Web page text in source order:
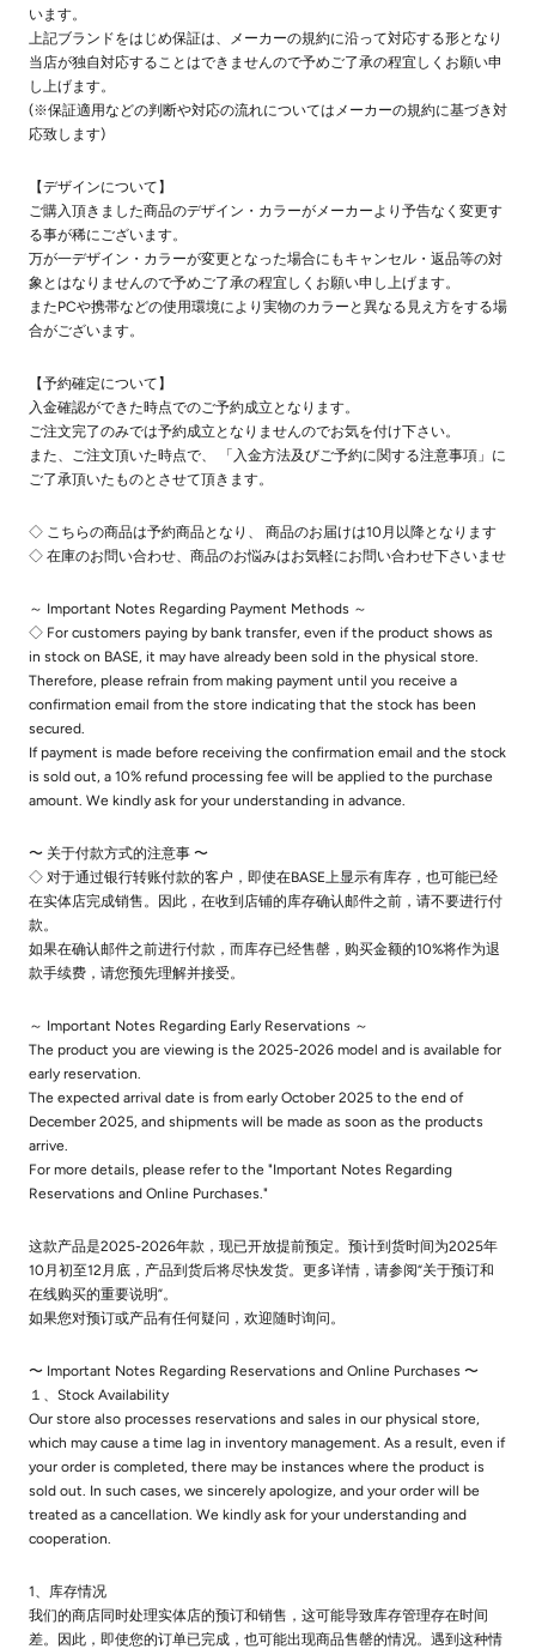
います。
上記ブランドをはじめ保証は、メーカーの規約に沿って対応する形となり
当店が独自対応することはできませんので予めご了承の程宜しくお願い申
し上げます。
(※保証適用などの判断や対応の流れについてはメーカーの規約に基づき対
応致します)
【デザインについて】
ご購入頂きました商品のデザイン・カラーがメーカーより予告なく変更す
る事が稀にございます。
万が一デザイン・カラーが変更となった場合にもキャンセル・返品等の対
象とはなりませんので予めご了承の程宜しくお願い申し上げます。
またPCや携帯などの使用環境により実物のカラーと異なる見え方をする場
合がございます。
【予約確定について】
入金確認ができた時点でのご予約成立となります。
ご注文完了のみでは予約成立となりませんのでお気を付け下さい。
また、ご注文頂いた時点で、 「入金方法及びご予約に関する注意事項」に
ご了承頂いたものとさせて頂きます。
◇ こちらの商品は予約商品となり、 商品のお届けは10月以降となります
◇ 在庫のお問い合わせ、商品のお悩みはお気軽にお問い合わせ下さいませ
～ Important Notes Regarding Payment Methods ～
◇ For customers paying by bank transfer, even if the product shows as
in stock on BASE, it may have already been sold in the physical store.
Therefore, please refrain from making payment until you receive a
confirmation email from the store indicating that the stock has been
secured.
If payment is made before receiving the confirmation email and the stock
is sold out, a 10% refund processing fee will be applied to the purchase
amount. We kindly ask for your understanding in advance.
〜 关于付款方式的注意事 〜
◇ 对于通过银行转账付款的客户，即使在BASE上显示有库存，也可能已经
在实体店完成销售。因此，在收到店铺的库存确认邮件之前，请不要进行付
款。
如果在确认邮件之前进行付款，而库存已经售罄，购买金额的10%将作为退
款手续费，请您预先理解并接受。
～ Important Notes Regarding Early Reservations ～
The product you are viewing is the 2025-2026 model and is available for
early reservation.
The expected arrival date is from early October 2025 to the end of
December 2025, and shipments will be made as soon as the products
arrive.
For more details, please refer to the "Important Notes Regarding
Reservations and Online Purchases."
这款产品是2025-2026年款，现已开放提前预定。预计到货时间为2025年
10月初至12月底，产品到货后将尽快发货。更多详情，请参阅“关于预订和
在线购买的重要说明”。
如果您对预订或产品有任何疑问，欢迎随时询问。
〜 Important Notes Regarding Reservations and Online Purchases 〜
１、Stock Availability
Our store also processes reservations and sales in our physical store,
which may cause a time lag in inventory management. As a result, even if
your order is completed, there may be instances where the product is
sold out. In such cases, we sincerely apologize, and your order will be
treated as a cancellation. We kindly ask for your understanding and
cooperation.
1、库存情况
我们的商店同时处理实体店的预订和销售，这可能导致库存管理存在时间
差。因此，即使您的订单已完成，也可能出现商品售罄的情况。遇到这种情